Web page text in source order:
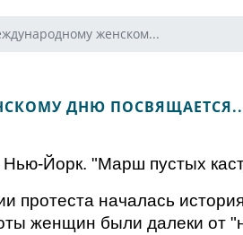
женском...
ДНЮ
Нью-Йорк. "Марш пустых
протеста началась
женщин были далеки от